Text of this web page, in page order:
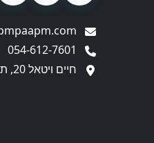
חיים ויטאל 20, תל אביב